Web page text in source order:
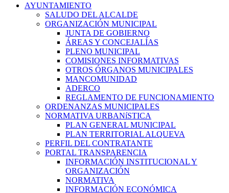
AYUNTAMIENTO
SALUDO DEL ALCALDE
ORGANIZACIÓN MUNICIPAL
JUNTA DE GOBIERNO
ÁREAS Y CONCEJALÍAS
PLENO MUNICIPAL
COMISIONES INFORMATIVAS
OTROS ÓRGANOS MUNICIPALES
MANCOMUNIDAD
ADERCO
REGLAMENTO DE FUNCIONAMIENTO
ORDENANZAS MUNICIPALES
NORMATIVA URBANíSTICA
PLAN GENERAL MUNICIPAL
PLAN TERRITORIAL ALQUEVA
PERFIL DEL CONTRATANTE
PORTAL TRANSPARENCIA
INFORMACIÓN INSTITUCIONAL Y
ORGANIZACIÓN
NORMATIVA
INFORMACIÓN ECONÓMICA